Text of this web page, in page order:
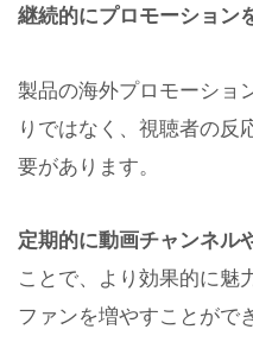
継続的にプロモーション
製品の海外プロモーショ
りではなく、視聴者の反
要があります。
定期的に動画チャンネル
ことで、より効果的に魅
ファンを増やすことがで